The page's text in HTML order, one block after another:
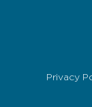
Privacy